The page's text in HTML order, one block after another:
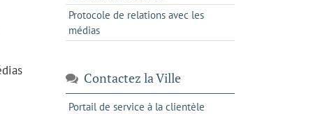
Protocole de relations avec les
médias
Contactez la Ville
Portail de service à la clientèles'ouvre